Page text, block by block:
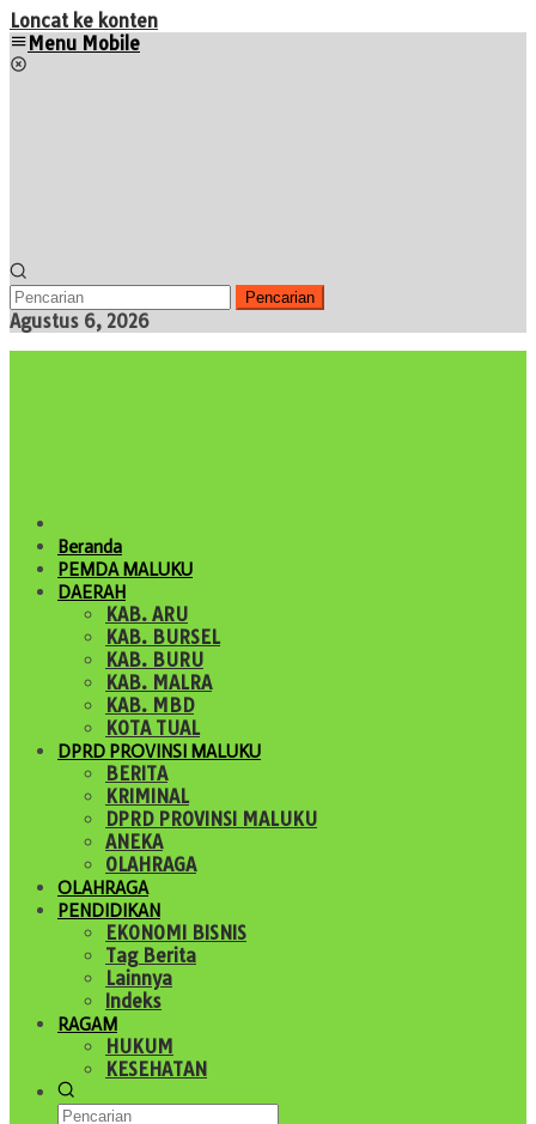
Loncat ke konten
Menu Mobile
Pencarian
Agustus 6, 2026
Beranda
PEMDA MALUKU
DAERAH
KAB. ARU
KAB. BURSEL
KAB. BURU
KAB. MALRA
KAB. MBD
KOTA TUAL
DPRD PROVINSI MALUKU
BERITA
KRIMINAL
DPRD PROVINSI MALUKU
ANEKA
OLAHRAGA
OLAHRAGA
PENDIDIKAN
EKONOMI BISNIS
Tag Berita
Lainnya
Indeks
RAGAM
HUKUM
KESEHATAN